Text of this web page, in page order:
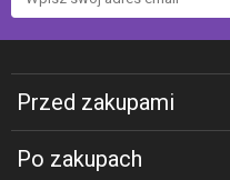
Przed zakupami
Po zakupach